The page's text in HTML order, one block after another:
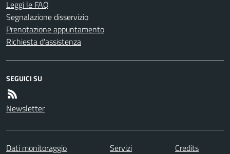
Leggi le FAQ
Segnalazione disservizio
Prenotazione appuntamento
Richiesta d'assistenza
SEGUICI SU
Newsletter
Dati monitoraggio Servizi
Credits